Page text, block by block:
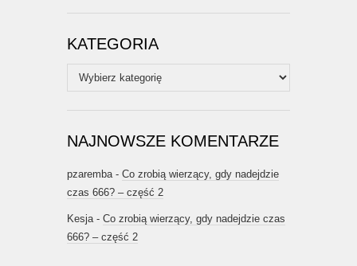
KATEGORIA
Kategoria
NAJNOWSZE KOMENTARZE
pzaremba- Co zrobią wierzący, gdy nadejdzie
czas 666? – część 2
Kesja- Co zrobią wierzący, gdy nadejdzie czas
666? – część 2